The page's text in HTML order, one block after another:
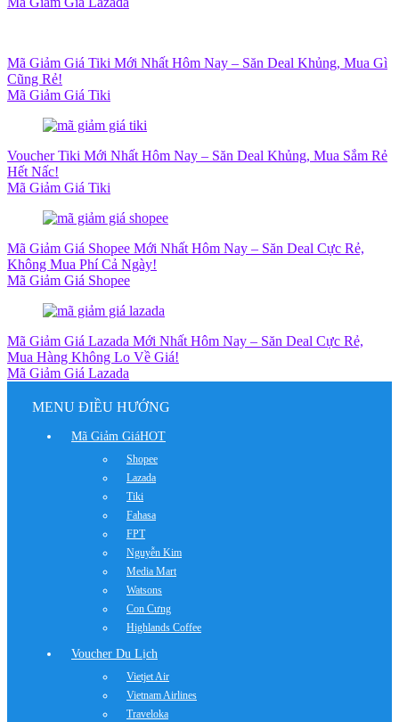
Mã Giảm Giá Tiki Mới Nhất Hôm Nay – Săn Deal Khủng, Mua Gì
Cũng Rẻ!
Mã Giảm Giá Tiki
Voucher Tiki Mới Nhất Hôm Nay – Săn Deal Khủng, Mua Sắm Rẻ
Hết Nấc!
Mã Giảm Giá Tiki
Mã Giảm Giá Shopee Mới Nhất Hôm Nay – Săn Deal Cực Rẻ,
Không Mua Phí Cả Ngày!
Mã Giảm Giá Shopee
Mã Giảm Giá Lazada Mới Nhất Hôm Nay – Săn Deal Cực Rẻ,
Mua Hàng Không Lo Về Giá!
Mã Giảm Giá Lazada
MENU ĐIỀU HƯỚNG
Mã Giảm GiáHOT
Shopee
Lazada
Tiki
Fahasa
FPT
Nguyễn Kim
Media Mart
Watsons
Con Cưng
Highlands Coffee
Voucher Du Lịch
Vietjet Air
Vietnam Airlines
Traveloka